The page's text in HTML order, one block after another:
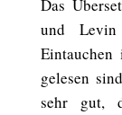
Das
und
gelesen
sehr gut,